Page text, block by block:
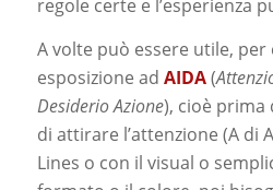
regole certe e l’esperienza
A volte può essere utile, per
esposizione ad AIDA(
Desiderio Azione), cioè
di attirare l’attenzione (A di
Lines o con il visual o